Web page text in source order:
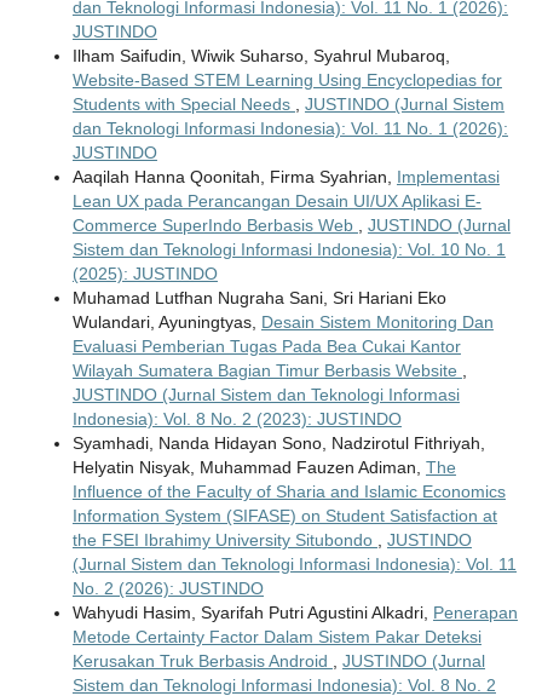
dan Teknologi Informasi Indonesia): Vol. 11 No. 1 (2026):
JUSTINDO
Ilham Saifudin, Wiwik Suharso, Syahrul Mubaroq,
Website-Based STEM Learning Using Encyclopedias for
Students with Special Needs
JUSTINDO (Jurnal Sistem
dan Teknologi Informasi Indonesia): Vol. 11 No. 1 (2026):
JUSTINDO
Aaqilah Hanna Qoonitah, Firma Syahrian, Implementasi
Lean UX pada Perancangan Desain UI/UX Aplikasi E-
Commerce SuperIndo Berbasis Web
JUSTINDO (Jurnal
Sistem dan Teknologi Informasi Indonesia): Vol. 10 No. 1
(2025): JUSTINDO
Muhamad Lutfhan Nugraha Sani, Sri Hariani Eko
Wulandari, Ayuningtyas, Desain Sistem Monitoring Dan
Evaluasi Pemberian Tugas Pada Bea Cukai Kantor
Wilayah Sumatera Bagian Timur Berbasis Website
JUSTINDO (Jurnal Sistem dan Teknologi Informasi
Indonesia): Vol. 8 No. 2 (2023): JUSTINDO
Syamhadi, Nanda Hidayan Sono, Nadzirotul Fithriyah,
Helyatin Nisyak, Muhammad Fauzen Adiman, The
Influence of the Faculty of Sharia and Islamic Economics
Information System (SIFASE) on Student Satisfaction at
the FSEI Ibrahimy University Situbondo
JUSTINDO
(Jurnal Sistem dan Teknologi Informasi Indonesia): Vol. 11
No. 2 (2026): JUSTINDO
Wahyudi Hasim, Syarifah Putri Agustini Alkadri, Penerapan
Metode Certainty Factor Dalam Sistem Pakar Deteksi
Kerusakan Truk Berbasis Android
JUSTINDO (Jurnal
Sistem dan Teknologi Informasi Indonesia): Vol. 8 No. 2